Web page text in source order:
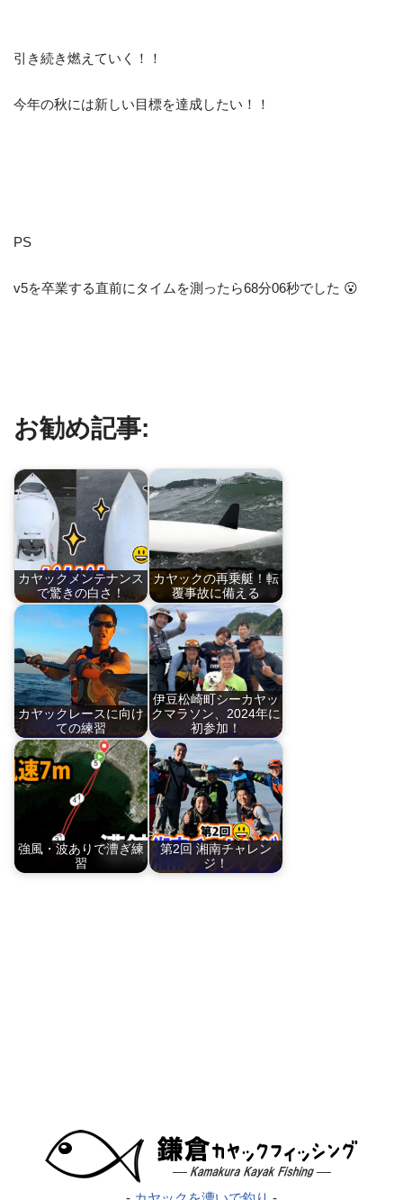
引き続き燃えていく！！
今年の秋には新しい目標を達成したい！！
PS
v5を卒業する直前にタイムを測ったら68分06秒でした 😮
お勧め記事:
カヤックメンテナンス
で驚きの白さ！
カヤックの再乗艇！転
覆事故に備える
カヤックレースに向け
ての練習
伊豆松崎町シーカヤッ
クマラソン、2024年に
初参加！
強風・波ありで漕ぎ練
習
第2回 湘南チャレン
ジ！